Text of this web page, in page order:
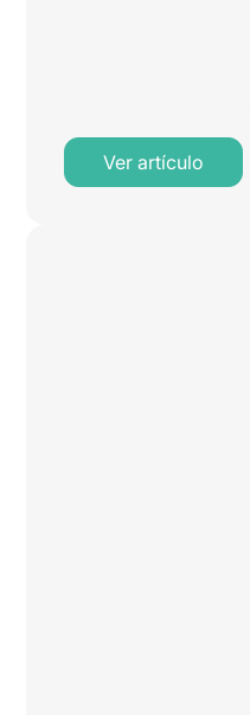
Ver artículo